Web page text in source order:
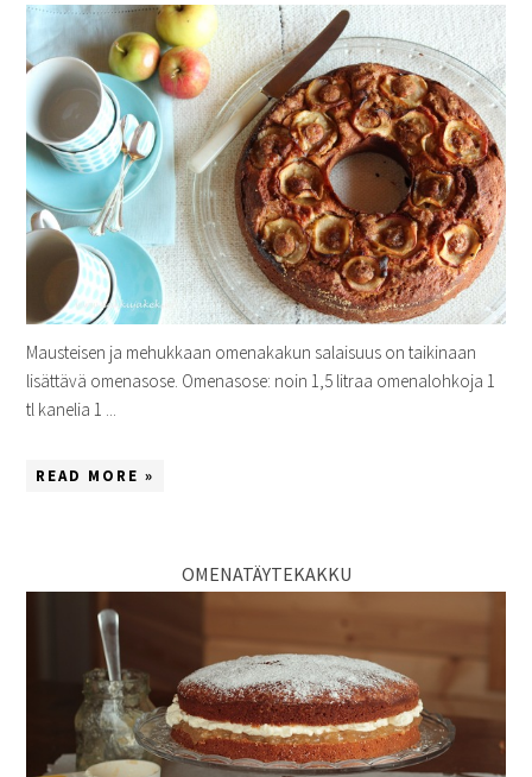
Mausteisen ja mehukkaan omenakakun salaisuus on taikinaan
lisättävä omenasose. Omenasose: noin 1,5 litraa omenalohkoja 1
tl kanelia 1 ...
READ MORE »
OMENATÄYTEKAKKU